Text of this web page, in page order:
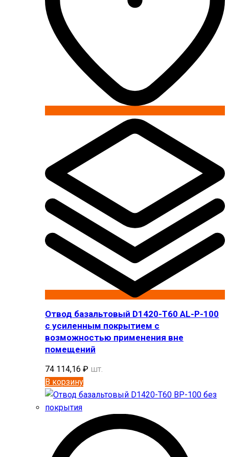
Отвод базальтовый D1420-T60 AL-P-100
с усиленным покрытием с
возможностью применения вне
помещений
74 114,16 ₽ шт.
В корзину